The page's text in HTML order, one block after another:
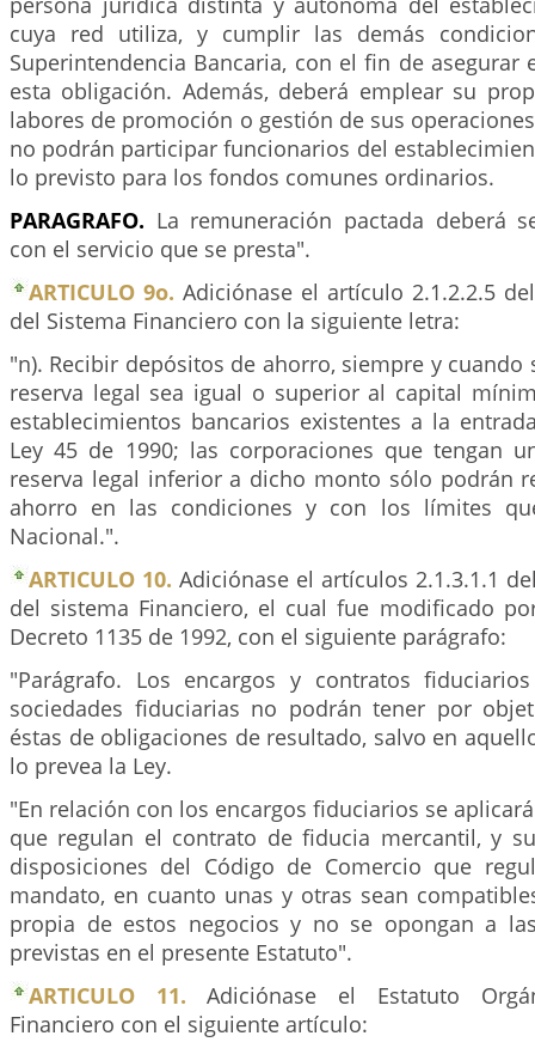
cuya red utiliza, y cumplir las demás
Superintendencia Bancaria, con el fin de
esta obligación. Además, deberá emplear su
labores de promoción o gestión de sus
no podrán participar funcionarios del
lo previsto para los fondos comunes ordinarios.
PARAGRAFO. La remuneración pactada deberá
con el servicio que se presta".
ARTICULO 9o. Adiciónase el artículo 2.1.2.2.5
del Sistema Financiero con la siguiente letra:
"n). Recibir depósitos de ahorro, siempre y cuando
reserva legal sea igual o superior al capital
establecimientos bancarios existentes a la
Ley 45 de 1990; las corporaciones que tengan
reserva legal inferior a dicho monto sólo podrán
ahorro en las condiciones y con los límites
Nacional.".
ARTICULO 10. Adiciónase el artículos 2.1.3.1.1
del sistema Financiero, el cual fue modificado
Decreto 1135 de 1992, con el siguiente parágrafo:
"Parágrafo. Los encargos y contratos
sociedades fiduciarias no podrán tener por
éstas de obligaciones de resultado, salvo en
lo prevea la Ley.
"En relación con los encargos fiduciarios se
que regulan el contrato de fiducia mercantil, y
disposiciones del Código de Comercio que
mandato, en cuanto unas y otras sean
propia de estos negocios y no se opongan a
previstas en el presente Estatuto".
ARTICULO 11. Adiciónase el Estatuto
Financiero con el siguiente artículo: